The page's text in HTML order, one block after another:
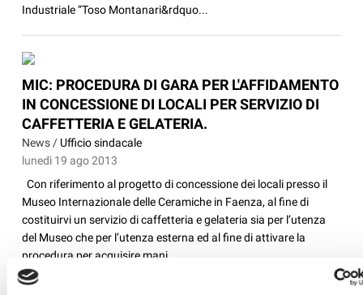
Industriale “Toso Montanari&rdquo...
MIC: PROCEDURA DI GARA PER L'AFFIDAMENTO
IN CONCESSIONE DI LOCALI PER SERVIZIO DI
CAFFETTERIA E GELATERIA.
News / Ufficio sindacale
lunedì 19 ago 2013
Con riferimento al progetto di concessione dei locali presso il
Museo Internazionale delle Ceramiche in Faenza, al fine di
costituirvi un servizio di caffetteria e gelateria sia per l’utenza
del Museo che per l’utenza esterna ed al fine di attivare la
procedura per acquisire mani...